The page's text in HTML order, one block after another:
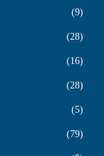
9
28
16
28
5
79